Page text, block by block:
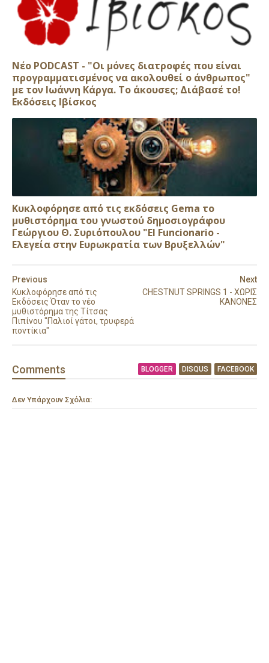
Νέο PODCAST - "Οι μόνες διατροφές που είναι
προγραμματισμένος να ακολουθεί ο άνθρωπος"
με τον Ιωάννη Κάργα. Το άκουσες; Διάβασέ το!
Εκδόσεις Ιβίσκος
Κυκλοφόρησε από τις εκδόσεις Gema το
μυθιστόρημα του γνωστού δημοσιογράφου
Γεώργιου Θ. Συριόπουλου "El Funcionario -
Ελεγεία στην Ευρωκρατία των Βρυξελλών"
Next
CHESTNUT SPRINGS 1 - ΧΩΡΙΣ
ΚΑΝΟΝΕΣ
Previous
Κυκλοφόρησε από τις
Εκδόσεις Όταν το νέο
μυθιστόρημα της Τίτσας
Πιπίνου "Παλιοί γάτοι, τρυφερά
ποντίκια"
Comments BLOGGER DISQUS FACEBOOK
Δεν Υπάρχουν Σχόλια: